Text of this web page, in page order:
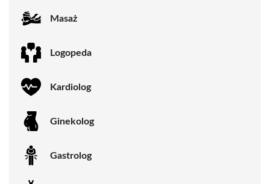
Masaż
Logopeda
Kardiolog
Ginekolog
Gastrolog